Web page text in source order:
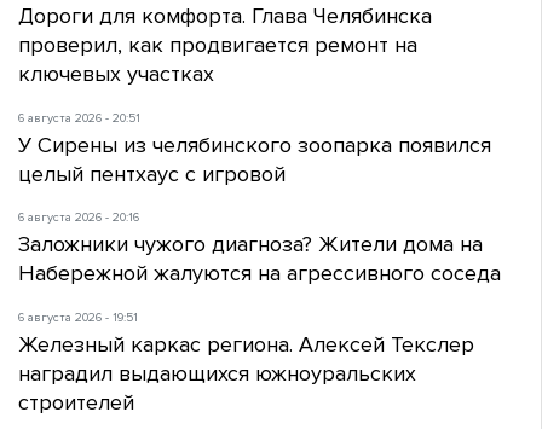
Дороги для комфорта. Глава Челябинска
проверил, как продвигается ремонт на
ключевых участках
6 августа 2026 - 20:51
У Сирены из челябинского зоопарка появился
целый пентхаус с игровой
6 августа 2026 - 20:16
Заложники чужого диагноза? Жители дома на
Набережной жалуются на агрессивного соседа
6 августа 2026 - 19:51
Железный каркас региона. Алексей Текслер
наградил выдающихся южноуральских
строителей